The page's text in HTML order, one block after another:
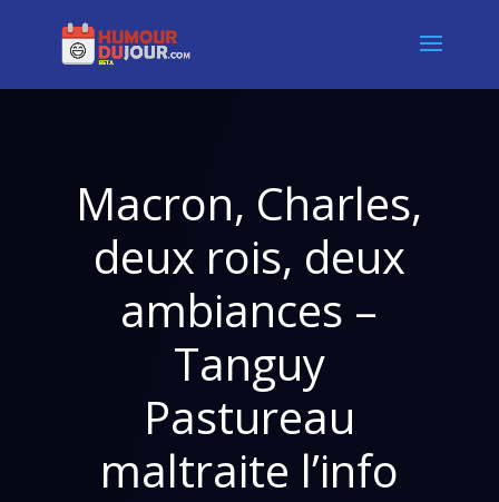
Macron, Charles,
deux rois, deux
ambiances –
Tanguy
Pastureau
maltraite l’info